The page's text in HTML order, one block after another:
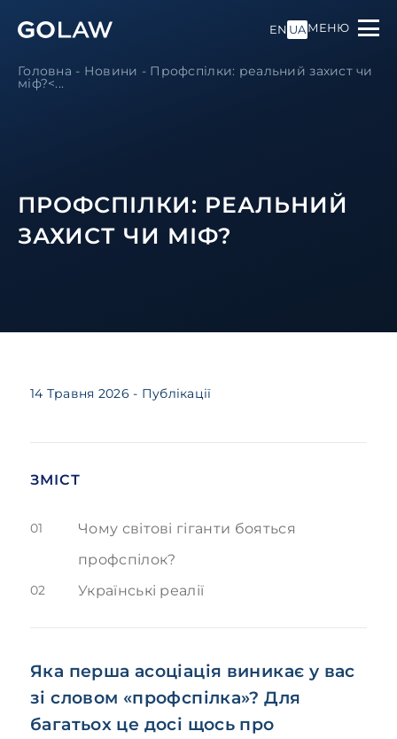
EN UAМЕНЮ
Головна - Новини - Профспілки: реальний захист чи
міф?<...
ПРОФСПІЛКИ: РЕАЛЬНИЙ
ЗАХИСТ ЧИ МІФ?
14 Травня 2026 - Публікації
ЗМІСТ
01
Чому світові гіганти бояться
профспілок?
02 Українські реалії
Яка перша асоціація виникає у вас
зі словом «профспілка»? Для
багатьох це досі щось про